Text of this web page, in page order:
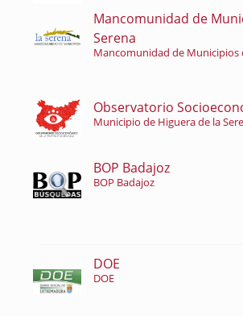
Mancomunidad de
Serena
Mancomunidad de Municipios
Observatorio
Municipio de Higuera de la
BOP Badajoz
BOP Badajoz
DOE
DOE